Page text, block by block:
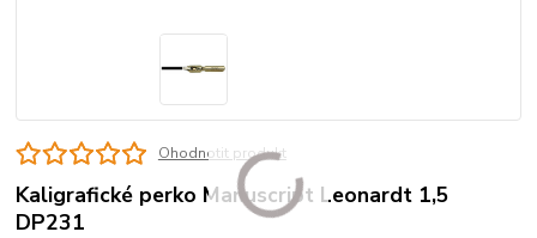
Ohodnotit produkt
Kaligrafické perko Manuscript Leonardt 1,5
DP231